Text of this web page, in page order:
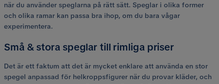
när du använder speglarna på rätt sätt. Speglar i olika former
och olika ramar kan passa bra ihop, om du bara vågar
experimentera.
Små & stora speglar till rimliga priser
Det är ett faktum att det är mycket enklare att använda en stor
spegel anpassad för helkroppsfigurer när du provar kläder, och